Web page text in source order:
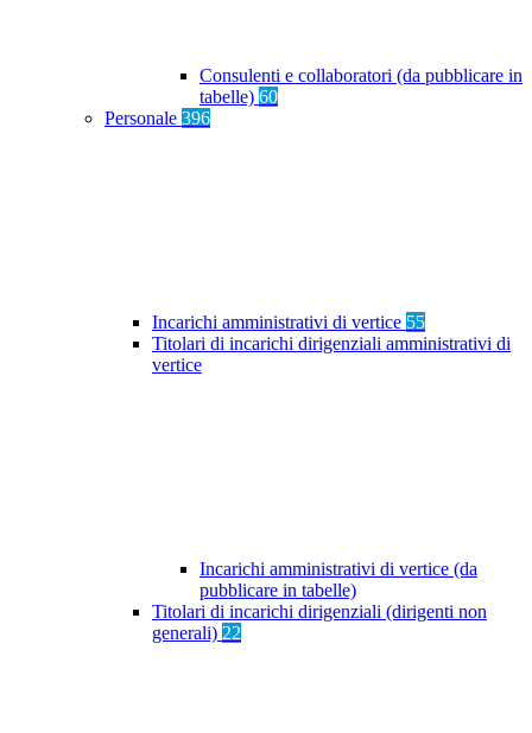
Consulenti e collaboratori (da pubblicare in
tabelle) 60
Personale 396
Incarichi amministrativi di vertice 55
Titolari di incarichi dirigenziali amministrativi di
vertice
Incarichi amministrativi di vertice (da
pubblicare in tabelle)
Titolari di incarichi dirigenziali (dirigenti non
generali) 22